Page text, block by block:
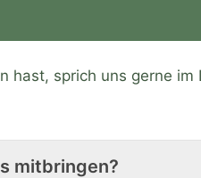
hast, sprich uns gerne
mitbringen?